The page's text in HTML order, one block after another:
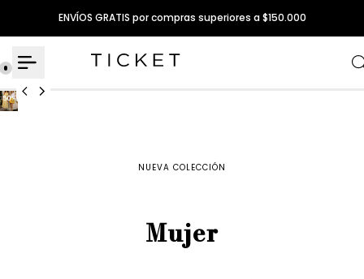
ENVÍOS GRATIS por compras superiores a $150.000
NUEVA COLECCIÓN
Mujer